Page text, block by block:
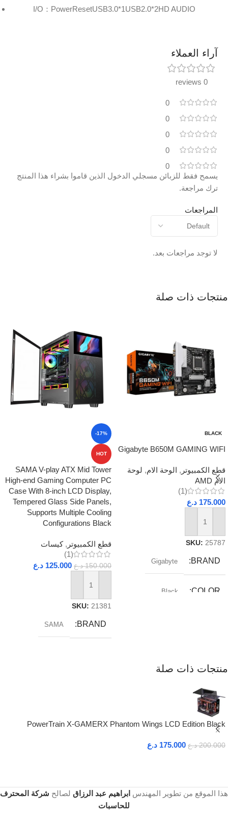
I/O：PowerResetUSB3.0*1USB2.0*2HD AUDIO
آراء العملاء
0 reviews
0
0
0
0
0
المراجعات
لا توجد مراجعات بعد.
يسمح فقط للزبائن مسجلي الدخول الذين قاموا بشراء هذا المنتج
ترك مراجعة.
منتجات ذات صلة
BLACK
Gigabyte B650M GAMING WIFI
قطع الكمبيوتر , الوحة الام, لوحة
الام AMD
(1)
175.000 د.ع
إضافة إلى السلة
SKU: 25787
BRAND
Gigabyte
COLOR
Black
-17%
HOT
SAMA V-play ATX Mid Tower
High-end Gaming Computer PC
Case With 8-inch LCD Display,
Tempered Glass Side Panels,
Supports Multiple Cooling
Configurations Black
قطع الكمبيوتر , كيسات
(1)
150.000 د.ع 125.000 د.ع
إضافة إلى السلة
SKU: 21381
BRAND
SAMA
منتجات ذات صلة
PowerTrain X-GAMERX Phantom Wings LCD Edition Black
200.000 د.ع 175.000 د.ع
هذا الموقع من تطوير المهندس ابراهيم عبد الرزاق لصالح شركة المحترف
للحاسبات